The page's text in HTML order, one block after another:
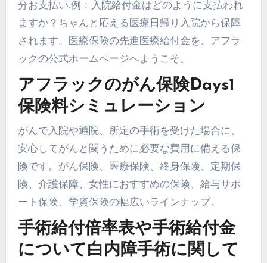
分お支払い.例：入院給付金はどのように支払われ
ますか？ちゃんと応える医療日帰り入院から保障
されます。医療保険の先進医療給付金を、アフラ
ックの公式ホームページへようこそ。
アフラックのがん保険Days1
保険料シミュレーション
がんで入院や通院、所定の手術を受けた場合に、
安心してがんと闘うために必要な費用に備える保
険です。がん保険、医療保険、終身保険、定期保
険、介護保障、女性におすすめの保険、給与サポ
ート保険、学資保険の幅広いラインナップ。
手術給付倍率表や手術給付金
について白内障手術に関して